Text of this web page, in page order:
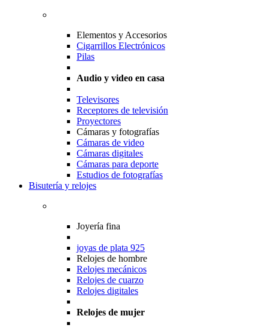
Elementos y Accesorios
Cigarrillos Electrónicos
Pilas
Audio y video en casa
Televisores
Receptores de televisión
Proyectores
Cámaras y fotografías
Cámaras de video
Cámaras digitales
Cámaras para deporte
Estudios de fotografías
Bisutería y relojes
Joyería fina
joyas de plata 925
Relojes de hombre
Relojes mecánicos
Relojes de cuarzo
Relojes digitales
Relojes de mujer